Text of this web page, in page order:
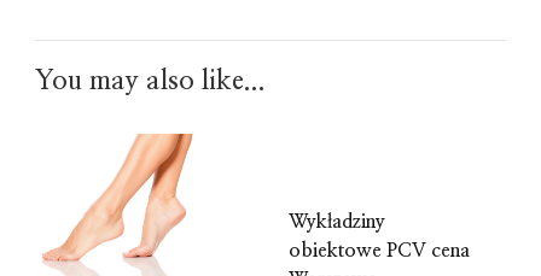
You may also like...
Wykładziny
obiektowe PCV cena